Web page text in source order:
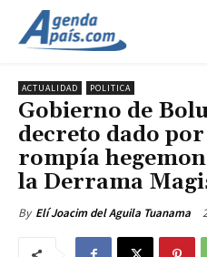
ACTUALIDAD POLITICA
Gobierno de
decreto dado
rompía
la Derrama
By Elí Joacim del Aguila Tuanama